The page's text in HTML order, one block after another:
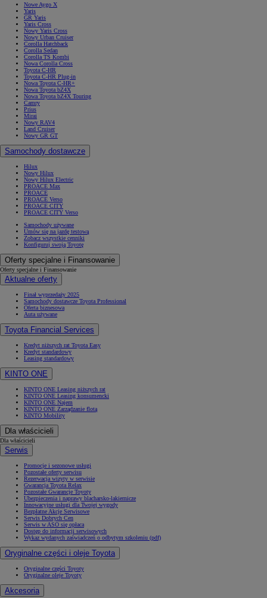
Nowe Aygo X
Yaris
GR Yaris
Yaris Cross
Nowy Yaris Cross
Nowy Urban Cruiser
Corolla Hatchback
Corolla Sedan
Corolla TS Kombi
Nowa Corolla Cross
Toyota C-HR
Toyota C-HR Plug-in
Nowa Toyota C-HR+
Nowa Toyota bZ4X
Nowa Toyota bZ4X Touring
Camry
Prius
Mirai
Nowy RAV4
Land Cruiser
Nowy GR GT
Samochody dostawcze
Hilux
Nowy Hilux
Nowy Hilux Electric
PROACE Max
PROACE
PROACE Verso
PROACE CITY
PROACE CITY Verso
Samochody używane
Umów się na jazdę testową
Zobacz wszystkie cenniki
Konfiguruj swoją Toyotę
Oferty specjalne i Finansowanie
Oferty specjalne i Finansowanie
Aktualne oferty
Finał wyprzedaży 2025
Samochody dostawcze Toyota Professional
Oferta biznesowa
Auta używane
Toyota Financial Services
Kredyt niższych rat Toyota Easy
Kredyt standardowy
Leasing standardowy
KINTO ONE
KINTO ONE Leasing niższych rat
KINTO ONE Leasing konsumencki
KINTO ONE Najem
KINTO ONE Zarządzanie flotą
KINTO Mobility
Dla właścicieli
Dla właścicieli
Serwis
Promocje i sezonowe usługi
Pozostałe oferty serwisu
Rezerwacja wizyty w serwisie
Gwarancja Toyota Relax
Pozostałe Gwarancje Toyoty
Ubezpieczenia i naprawy blacharsko-lakiernicze
Innowacyjne usługi dla Twojej wygody
Bezpłatne Akcje Serwisowe
Serwis Dobrych Cen
Serwis w ASO się opłaca
Dostęp do informacji serwisowych
Wykaz wydanych zaświadczeń o odbytym szkoleniu (pdf)
Oryginalne części i oleje Toyota
Oryginalne części Toyoty
Oryginalne oleje Toyoty
Akcesoria